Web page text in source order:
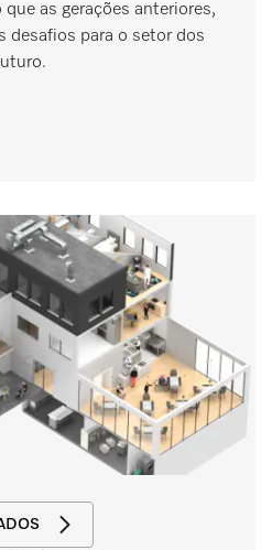
as gerações anteriores,
desafios para o setor dos